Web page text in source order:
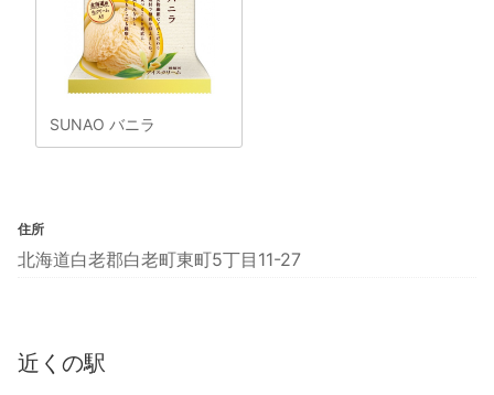
SUNAO バニラ
住所
北海道白老郡白老町東町5丁目11-27
近くの駅